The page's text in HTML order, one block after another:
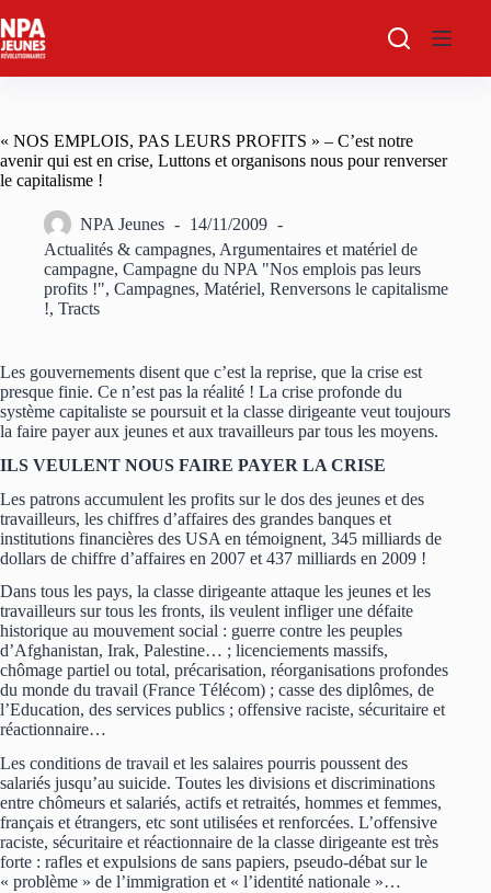
au
contenu
« NOS EMPLOIS, PAS LEURS PROFITS » – C’est notre
avenir qui est en crise, Luttons et organisons nous pour renverser
le capitalisme !
NPA Jeunes
14/11/2009
Actualités & campagnes, Argumentaires et matériel de
campagne, Campagne du NPA "Nos emplois pas leurs
profits !", Campagnes, Matériel, Renversons le capitalisme
!, Tracts
Les gouvernements disent que c’est la reprise, que la crise est
presque finie. Ce n’est pas la réalité ! La crise profonde du
système capitaliste se poursuit et la classe dirigeante veut toujours
la faire payer aux jeunes et aux travailleurs par tous les moyens.
ILS VEULENT NOUS FAIRE PAYER LA CRISE
Les patrons accumulent les profits sur le dos des jeunes et des
travailleurs, les chiffres d’affaires des grandes banques et
institutions financières des USA en témoignent, 345 milliards de
dollars de chiffre d’affaires en 2007 et 437 milliards en 2009 !
Dans tous les pays, la classe dirigeante attaque les jeunes et les
travailleurs sur tous les fronts, ils veulent infliger une défaite
historique au mouvement social : guerre contre les peuples
d’Afghanistan, Irak, Palestine… ; licenciements massifs,
chômage partiel ou total, précarisation, réorganisations profondes
du monde du travail (France Télécom) ; casse des diplômes, de
l’Education, des services publics ; offensive raciste, sécuritaire et
réactionnaire…
Les conditions de travail et les salaires pourris poussent des
salariés jusqu’au suicide. Toutes les divisions et discriminations
entre chômeurs et salariés, actifs et retraités, hommes et femmes,
français et étrangers, etc sont utilisées et renforcées. L’offensive
raciste, sécuritaire et réactionnaire de la classe dirigeante est très
forte : rafles et expulsions de sans papiers, pseudo-débat sur le
« problème » de l’immigration et « l’identité nationale »…